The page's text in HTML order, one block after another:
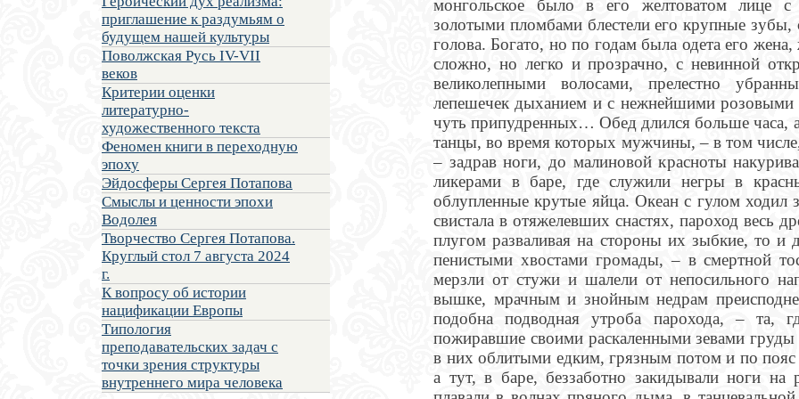
приглашение к раздумьям о
будущем нашей культуры
Поволжская Русь IV-VII
веков
Критерии оценки
литературно-
художественного текста
Феномен книги в переходную
эпоху
Эйдосферы Сергея Потапова
Смыслы и ценности эпохи
Водолея
Творчество Сергея Потапова.
Круглый стол 7 августа 2024
г.
К вопросу об истории
нацификации Европы
Типология
преподавательских задач с
точки зрения структуры
внутреннего мира человека
монгольское было в его желтоватом лице
золотыми пломбами блестели его крупные зубы,
голова. Богато, но по годам была одета его
сложно, но легко и прозрачно, с невинной
великолепными волосами, прелестно
лепешечек дыханием и с нежнейшими
чуть припудренных… Обед длился больше часа,
танцы, во время которых мужчины, – в том
– задрав ноги, до малиновой красноты
ликерами в баре, где служили негры в
облупленные крутые яйца. Океан с гулом ходил
свистала в отяжелевших снастях, пароход весь
плугом разваливая на стороны их зыбкие, то и
пенистыми хвостами громады, – в смертной
мерзли от стужи и шалели от непосильного
вышке, мрачным и знойным недрам
подобна подводная утроба парохода, – та,
пожиравшие своими раскаленными зевами груды
в них облитыми едким, грязным потом и по
а тут, в баре, беззаботно закидывали ноги